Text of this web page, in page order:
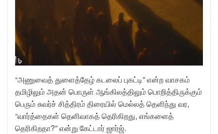
“அணுவைத் துளைத்தேழ் கடலைப் புகட்டி” என்ற வாசகம்
தமிழிலும் அதன் பொருள் ஆங்கிலத்திலும் பொறித்திருக்கும்
பெரும் சுவர்ச் சித்திரம் திரையில் மெல்லத் தெளிந்து வர,
“வார்த்தைகள் தெளிவாகத் தெரிகிறது, எங்களைத்
தெரிகிறதா?” என்று கேட்டார் ஜார்ஜ்.